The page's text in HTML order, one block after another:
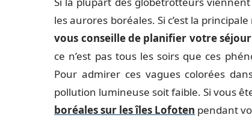
les aurores boréales. Si c’est la
vous conseille de planifier votre
ce n’est pas tous les soirs que ces
Pour admirer ces vagues colorées
pollution lumineuse soit faible. Si vous
boréales sur les îles Lofoten pendant